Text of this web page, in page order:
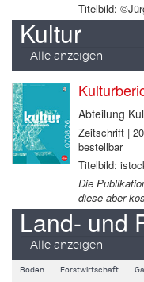
Titelbild:
Kultur
Alle anzeigen
Abteilung
Zeitschrift |
bestellbar
Titelbild:
Die
diese aber
Land- und
Alle anzeigen
Boden Forstwirtschaft